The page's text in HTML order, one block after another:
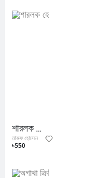
শারলক হোমস সমগ্র
মারুফ হোসেন
৳550